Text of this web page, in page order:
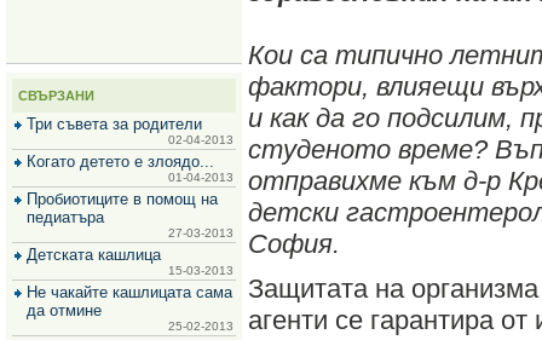
СВЪРЗАНИ
Три съвета за родители
02-04-2013
Когато детето е злоядо...
01-04-2013
Пробиотиците в помощ на
педиатъра
27-03-2013
Детската кашлица
15-03-2013
Не чакайте кашлицата сама
да отмине
25-02-2013
Кои са типично
фактори, влияещи
и как да го подсилим,
студеното време?
отправихме към д-р
детски
София.
Защитата на
агенти се гарантира от